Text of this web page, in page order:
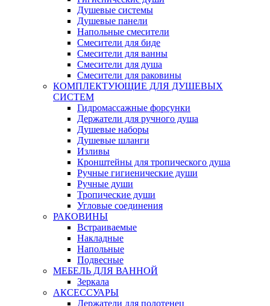
Душевые системы
Душевые панели
Напольные смесители
Смесители для биде
Смесители для ванны
Смесители для душа
Смесители для раковины
КОМПЛЕКТУЮЩИЕ ДЛЯ ДУШЕВЫХ
СИСТЕМ
Гидромассажные форсунки
Держатели для ручного душа
Душевые наборы
Душевые шланги
Изливы
Кронштейны для тропического душа
Ручные гигиенические души
Ручные души
Тропические души
Угловые соединения
РАКОВИНЫ
Встраиваемые
Накладные
Напольные
Подвесные
МЕБЕЛЬ ДЛЯ ВАННОЙ
Зеркала
АКСЕССУАРЫ
Держатели для полотенец